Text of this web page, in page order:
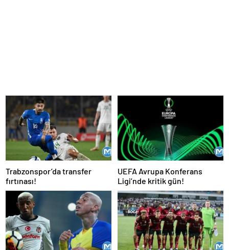
Trabzonspor’da transfer
fırtınası!
UEFA Avrupa Konferans
Ligi’nde kritik gün!